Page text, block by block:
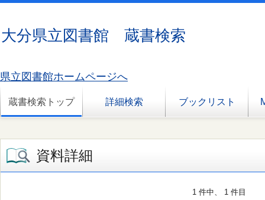
大分県立図書館 蔵書検索
県立図書館ホームページへ
蔵書検索トップ 詳細検索 ブックリスト
資料詳細
1 件中、 1 件目